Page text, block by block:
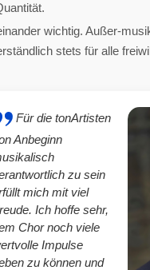
wichtig. Außer-
stets für alle
Für die tonArtisten
Anbeginn
zu sein
mich mit viel
Ich hoffe sehr,
Chor noch viele
Impulse
zu können und